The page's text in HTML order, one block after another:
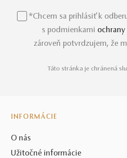
*Chcem sa prihlásiť k
s podmienkami
zároveň potvrdzujem, že
Táto stránka je chránená
INFORMÁCIE
O nás
Užitočné informácie